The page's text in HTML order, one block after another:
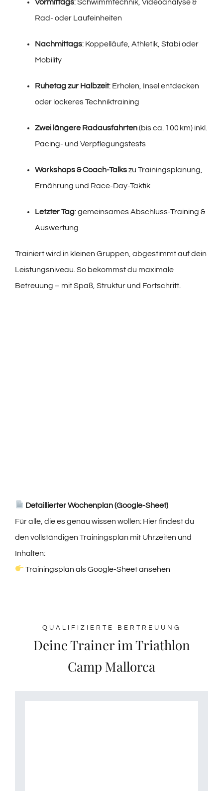
Vormittags: Schwimmtechnik, Videoanalyse &
Rad- oder Laufeinheiten
Nachmittags: Koppelläufe, Athletik, Stabi oder
Mobility
Ruhetag zur Halbzeit: Erholen, Insel entdecken
oder lockeres Techniktraining
Zwei längere Radausfahrten(bis ca. 100 km) inkl.
Pacing- und Verpflegungstests
Workshops & Coach-Talkszu Trainingsplanung,
Ernährung und Race-Day-Taktik
Letzter Tag: gemeinsames Abschluss-Training &
Auswertung
Trainiert wird in kleinen Gruppen, abgestimmt auf dein
Leistungsniveau. So bekommst du maximale
Betreuung – mit Spaß, Struktur und Fortschritt.
Detaillierter Wochenplan (Google-Sheet)
Für alle, die es genau wissen wollen: Hier findest du
den vollständigen Trainingsplan mit Uhrzeiten und
Inhalten:
Trainingsplan als Google-Sheet ansehen
QUALIFIZIERTE BERTREUUNG
Deine Trainer im Triathlon
Camp Mallorca